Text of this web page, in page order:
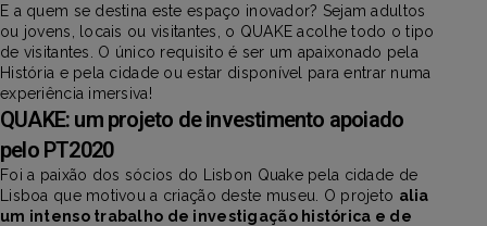
E a quem se destina este espaço inovador? Sejam adultos
ou jovens, locais ou visitantes, o QUAKE acolhe todo o tipo
de visitantes. O único requisito é ser um apaixonado pela
História e pela cidade ou estar disponível para entrar numa
experiência imersiva!
QUAKE: um projeto de investimento apoiado
pelo PT2020
Foi a paixão dos sócios do Lisbon Quake pela cidade de
Lisboa que motivou a criação deste museu. O projeto alia
um intenso trabalho de investigação histórica e de